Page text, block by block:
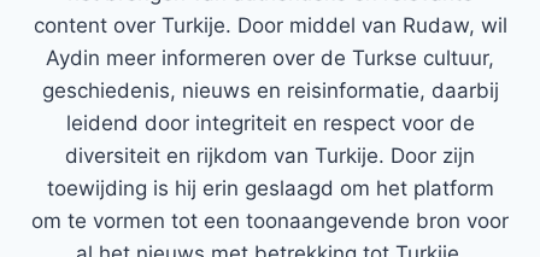
content over Turkije. Door middel van Rudaw, wil
Aydin meer informeren over de Turkse cultuur,
geschiedenis, nieuws en reisinformatie, daarbij
leidend door integriteit en respect voor de
diversiteit en rijkdom van Turkije. Door zijn
toewijding is hij erin geslaagd om het platform
om te vormen tot een toonaangevende bron voor